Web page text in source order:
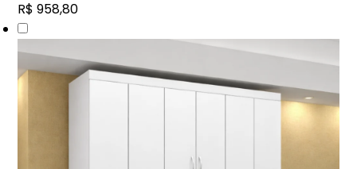
R$ 958,80